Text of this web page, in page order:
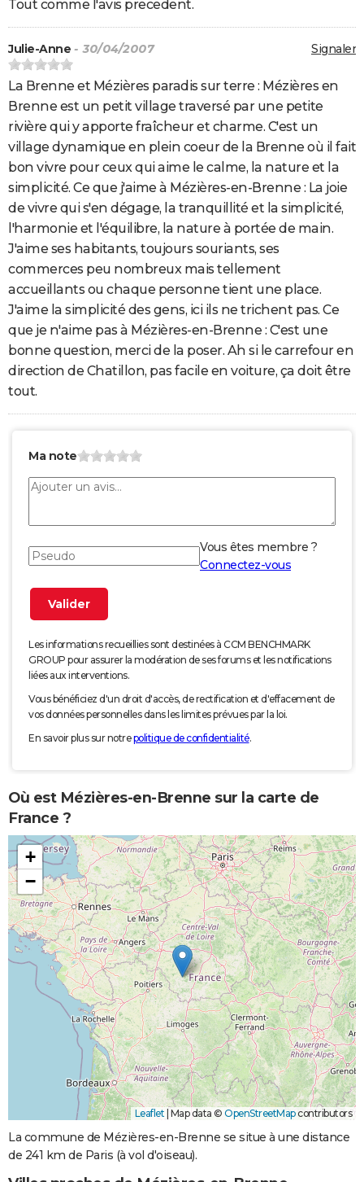
Tout comme l'avis precedent.
Signaler
Julie-Anne - 30/04/2007
La Brenne et Mézières paradis sur terre : Mézières en
Brenne est un petit village traversé par une petite
rivière qui y apporte fraîcheur et charme. C'est un
village dynamique en plein coeur de la Brenne où il fait
bon vivre pour ceux qui aime le calme, la nature et la
simplicité. Ce que j'aime à Mézières-en-Brenne : La joie
de vivre qui s'en dégage, la tranquillité et la simplicité,
l'harmonie et l'équilibre, la nature à portée de main.
J'aime ses habitants, toujours souriants, ses
commerces peu nombreux mais tellement
accueillants ou chaque personne tient une place.
J'aime la simplicité des gens, ici ils ne trichent pas. Ce
que je n'aime pas à Mézières-en-Brenne : C'est une
bonne question, merci de la poser. Ah si le carrefour en
direction de Chatillon, pas facile en voiture, ça doit être
tout.
Ma note
Vous êtes membre ?
Connectez-vous
Les informations recueillies sont destinées à CCM BENCHMARK
GROUP pour assurer la modération de ses forums et les notifications
liées aux interventions.
Vous bénéficiez d'un droit d'accès, de rectification et d'effacement de
vos données personnelles dans les limites prévues par la loi.
En savoir plus sur notrepolitique de confidentialité.
Où est Mézières-en-Brenne sur la carte de
France ?
+
−
Leaflet Map data © OpenStreetMapcontributors
La commune de Mézières-en-Brenne se situe à une distance
de 241 km de Paris (à vol d'oiseau).